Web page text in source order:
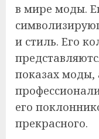
в мире моды.
и стиль. Его
показах моды,
его
прекрасного.